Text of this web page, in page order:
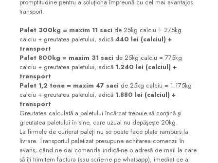
promptitudine pentru a soluţiona împreună cu cel mai avantajos
transport.
Palet 300kg = maxim 11 saci de 25kg calciu = 275kg
calciu + greutatea paletului, adică 440 lei (calciul) +
transport
Palet 800kg = maxim 31 saci de 25kg calciu = 775kg
calciu + greutatea paletului, adică 1.240 lei (calciul) +
transport
Palet 1,2 tone = maxim 47 saci de 25kg calciu = 1.175kg
calciu + greutatea paletului, adică 1.880 lei (calciul) +
transport
Greutatea calculată a paletului încărcat trebuie să conţină şi
greutatea paletului în sine, care uzual nu depăşeşte 20kg.
La firmele de curierat paleţi nu se poate face plata ramburs la
livrare. Transportul paletizat presupune achitarea comenzii în
avans; când ne dai comanda indică-ne o adresă de mail la care
să îţi trimitem factura (sau scrie-ne pe whatsapp), imediat ce ai